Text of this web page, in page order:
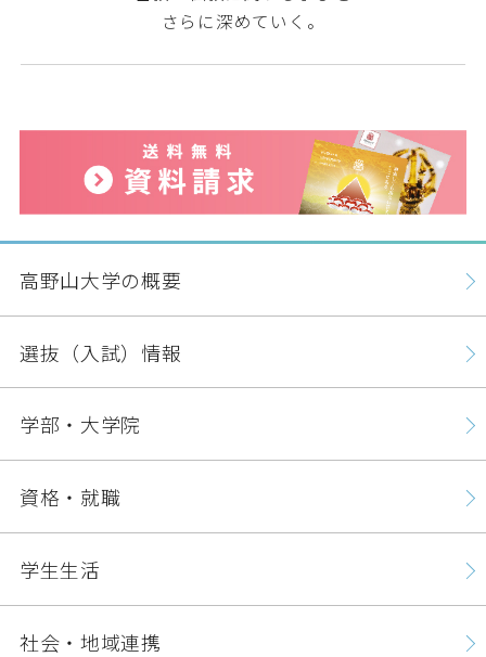
さらに深めていく。
高野山大学の概要
選抜（入試）情報
学部・大学院
資格・就職
学生生活
社会・地域連携